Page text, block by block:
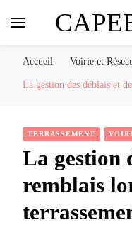
Accueil Voirie et
La gestion des déblais et
TERRASSEMENT
La gestion
remblais